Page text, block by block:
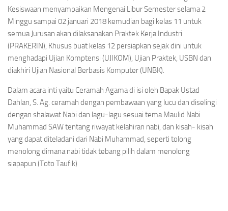
Kesiswaan menyampaikan Mengenai Libur Semester selama 2
Minggu sampai 02 januari 2018 kemudian bagi kelas 11 untuk
semua Jurusan akan dilaksanakan Praktek Kerja Industri
(PRAKERIN), Khusus buat kelas 12 persiapkan sejak dini untuk
menghadapi Ujian Komptensi (UJIKOM), Ujian Praktek, USBN dan
diakhiri Ujian Nasional Berbasis Komputer (UNBK).
Dalam acara inti yaitu Ceramah Agama di isi oleh Bapak Ustad
Dahlan, S. Ag. ceramah dengan pembawaan yang lucu dan diselingi
dengan shalawat Nabi dan lagu-lagu sesuai tema Maulid Nabi
Muhammad SAW tentang riwayat kelahiran nabi, dan kisah- kisah
yang dapat diteladani dari Nabi Muhammad, seperti tolong
menolong dimana nabi tidak tebang pilih dalam menolong
siapapun.(Toto Taufik)